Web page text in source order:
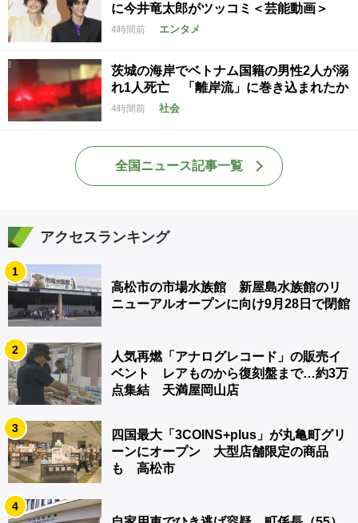
に今井竜太郎がツッコミ＜芸能動画＞
4時間前 エンタメ
茨城の海岸でベトナム国籍の男性2人が溺
れ1人死亡 「離岸流」に巻き込まれたか
4時間前 社会
全国ニュース記事一覧
アクセスランキング
1
高松市の市場水族館 新屋島水族館のリ
ニューアルオープンに向け9月28日で閉館
2
人気再燃「アナログレコード」の販売イ
ベント レアものから復刻盤まで…約3万
点集結 天満屋岡山店
3
四国最大「3COINS+plus」が丸亀町グリ
ーンにオープン 大型店舗限定の商品
も 高松市
4